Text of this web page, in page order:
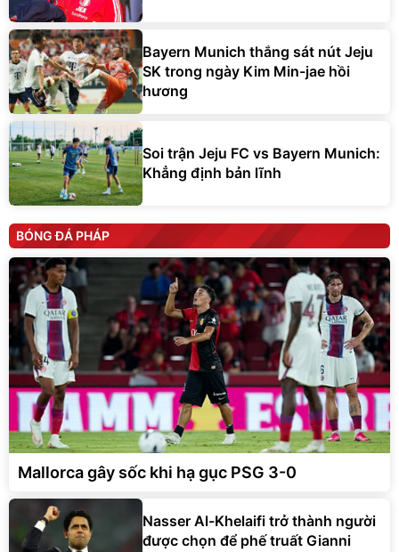
Bayern Munich thắng sát nút Jeju
SK trong ngày Kim Min-jae hồi
hương
Soi trận Jeju FC vs Bayern Munich:
Khẳng định bản lĩnh
BÓNG ĐÁ PHÁP
Mallorca gây sốc khi hạ gục PSG 3-0
Nasser Al-Khelaifi trở thành người
được chọn để phế truất Gianni